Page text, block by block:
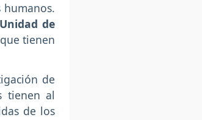
humanos.
Unidad de
tienen
de
tienen al
de los